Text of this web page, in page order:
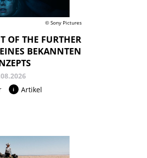
© Sony Pictures
OF THE FURTHER
BEKANNTEN
Artikel